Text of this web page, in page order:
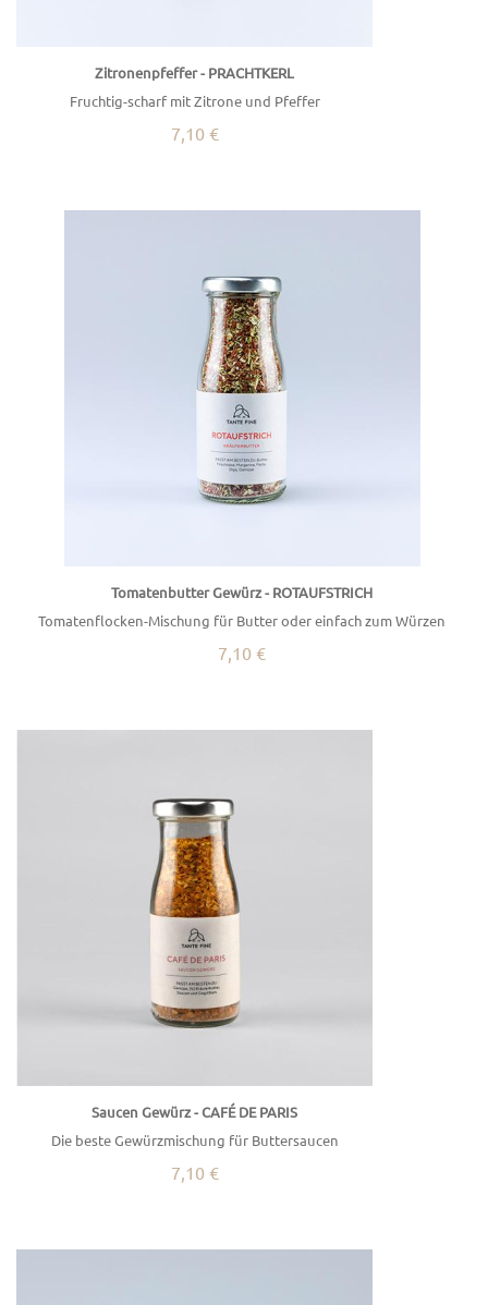
Zitronenpfeffer - PRACHTKERL
Fruchtig-scharf mit Zitrone und Pfeffer
7,10 €
Tomatenbutter Gewürz - ROTAUFSTRICH
Tomatenflocken-Mischung für Butter oder einfach zum Würzen
7,10 €
Saucen Gewürz - CAFÉ DE PARIS
Die beste Gewürzmischung für Buttersaucen
7,10 €